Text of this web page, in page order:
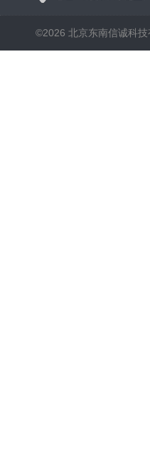
©2026 北京东南信诚科